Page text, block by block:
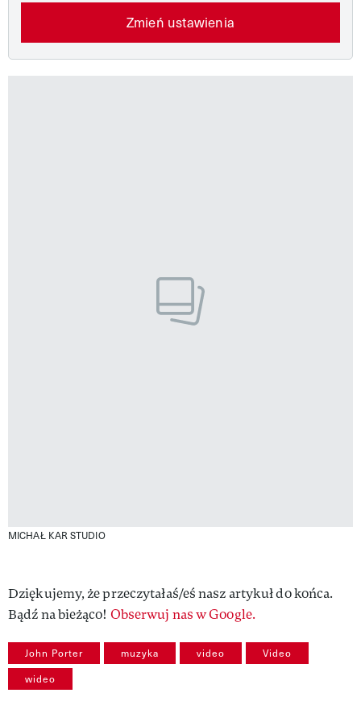
Zmień ustawienia
MICHAŁ KAR STUDIO
Dziękujemy, że przeczytałaś/eś nasz artykuł do końca.
Bądź na bieżąco! Obserwuj nas w Google.
John Porter muzyka video Video
wideo